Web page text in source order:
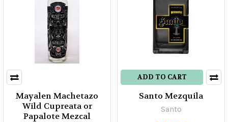
Mayalen Machetazo
Wild Cupreata or
Papalote Mezcal
ADD TO CART
Santo Mezquila
Santo